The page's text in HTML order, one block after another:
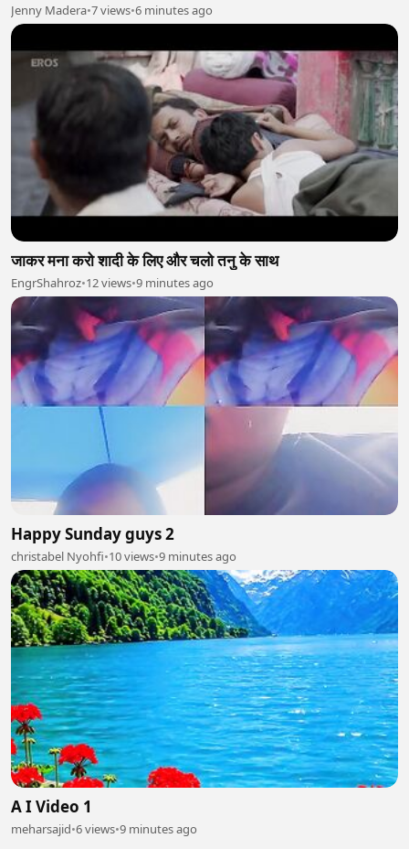
Jenny Madera•7 views•6 minutes ago
जाकर मना करो शादी के लिए और चलो तनु के साथ
EngrShahroz•12 views•9 minutes ago
Happy Sunday guys 2
christabel Nyohfi•10 views•9 minutes ago
A I Video 1
meharsajid•6 views•9 minutes ago